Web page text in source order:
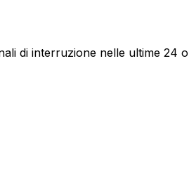
di interruzione nelle ultime 24